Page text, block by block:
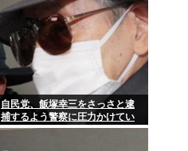
自民党、飯塚幸三をさっさと逮
捕するよう警察に圧力かけてい
たwww